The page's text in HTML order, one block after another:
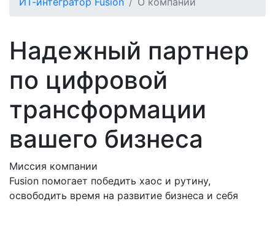
Надежный партнер
по цифровой
трансформации
вашего бизнеса
Миссия компании
Fusion помогает победить хаос и рутину,
освободить время на развитие бизнеса и себя